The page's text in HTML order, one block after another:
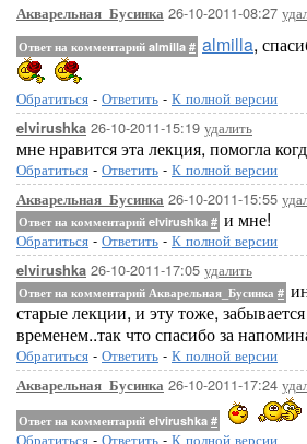
Акварельная_Бусинка 26-10-2011-08:27
Ответ на комментарий almilla # almilla,
Обратиться - Ответить - К полной версии
elvirushka 26-10-2011-15:19 удалить
мне нравится эта лекция, помогла
Обратиться - Ответить - К полной версии
Акварельная_Бусинка 26-10-2011-15:55
Ответ на комментарий elvirushka # и мне!
Обратиться - Ответить - К полной версии
elvirushka 26-10-2011-17:05 удалить
Ответ на комментарий Акварельная_Бусинка #
старые лекции, и эту тоже,
временем..так что спасибо за
Обратиться - Ответить - К полной версии
Акварельная_Бусинка 26-10-2011-17:24
Ответ на комментарий elvirushka #
Обратиться - Ответить - К полной версии